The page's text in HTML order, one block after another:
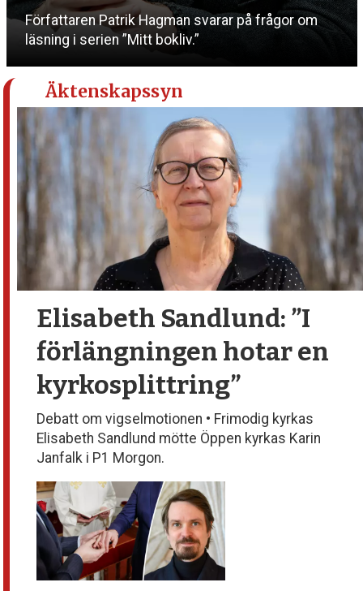
Författaren Patrik Hagman svarar på frågor om
läsning i serien ”Mitt bokliv.”
Äktenskapssyn
Elisabeth Sandlund: ”I
förlängningen hotar en
kyrkosplittring”
Debatt om vigselmotionen • Frimodig kyrkas
Elisabeth Sandlund mötte Öppen kyrkas Karin
Janfalk i P1 Morgon.